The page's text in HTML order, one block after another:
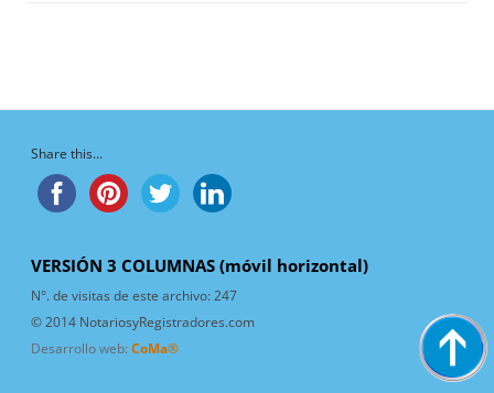
Share this...
VERSIÓN 3 COLUMNAS (móvil horizontal)
N°. de visitas de este archivo:247
© 2014 NotariosyRegistradores.com
Desarrollo web: CoMa®